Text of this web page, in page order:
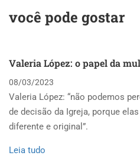
você pode gostar
Valeria López: o papel da
08/03/2023
Valeria López: “não podemos
de decisão da Igreja, porque
diferente e original”.
Leia tudo